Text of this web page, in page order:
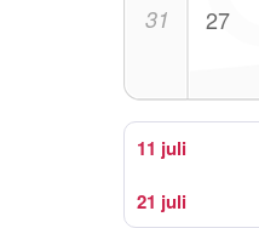
31 27
11 juli
21 juli